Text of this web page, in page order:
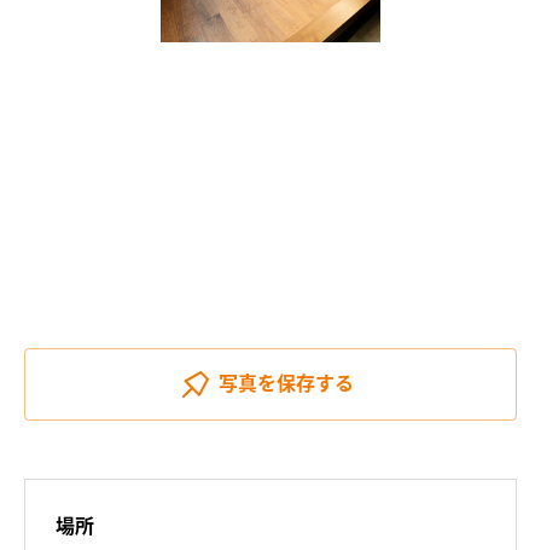
写真を保存する
場所